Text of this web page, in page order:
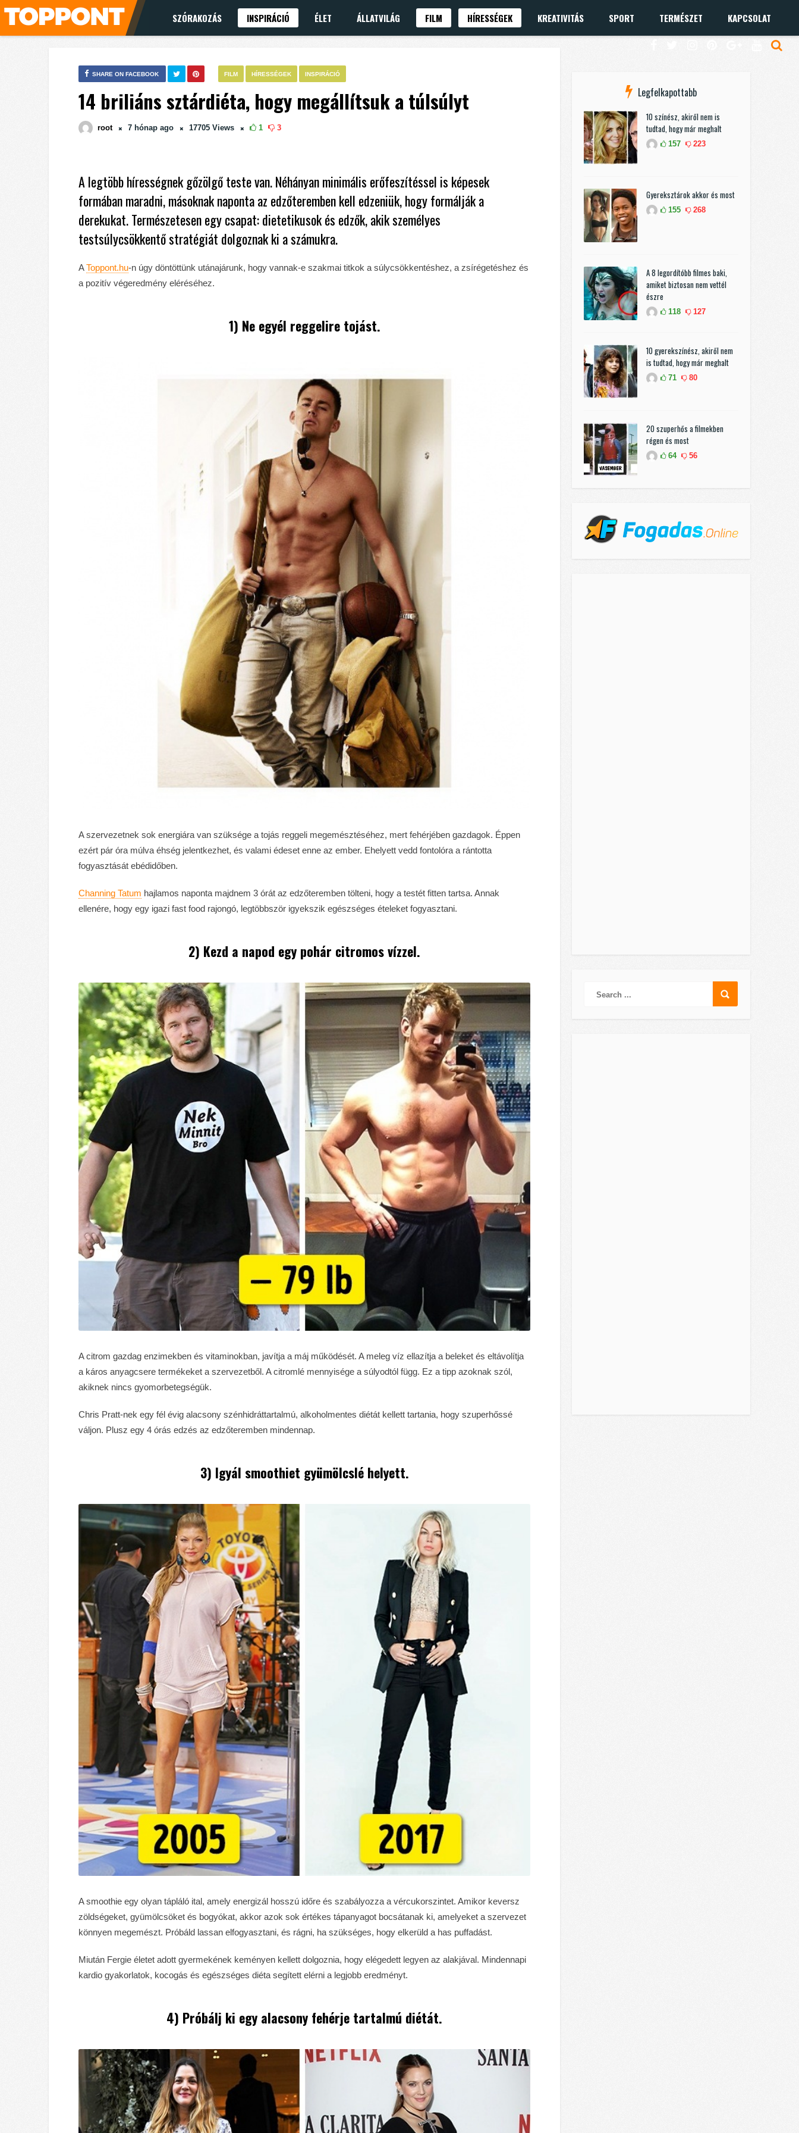
SZÓRAKOZÁS INSPIRÁCIÓ ÉLET ÁLLATVILÁG FILM HÍRESSÉGEK KREATIVITÁS SPORT TERMÉSZET KAPCSOLAT
FILM HÍRESSÉGEK INSPIRÁCIÓ
SHARE ON FACEBOOK
14 briliáns sztárdiéta, hogy megállítsuk a túlsúlyt
root 7 hónap ago 17705 Views 1 3
A legtöbb hírességnek gőzölgő teste van. Néhányan minimális erőfeszítéssel is képesek
formában maradni, másoknak naponta az edzőteremben kell edzeniük, hogy formálják a
derekukat. Természetesen egy csapat: dietetikusok és edzők, akik személyes
testsúlycsökkentő stratégiát dolgoznak ki a számukra.
AToppont.hu-n úgy döntöttünk utánajárunk, hogy vannak-e szakmai titkok a súlycsökkentéshez, a zsírégetéshez és
a pozitív végeredmény eléréséhez.
1) Ne egyél reggelire tojást.
A szervezetnek sok energiára van szüksége a tojás reggeli megemésztéséhez, mert fehérjében gazdagok. Éppen
ezért pár óra múlva éhség jelentkezhet, és valami édeset enne az ember. Ehelyett vedd fontolóra a rántotta
fogyasztását ebédidőben.
Channing Tatum hajlamos naponta majdnem 3 órát az edzőteremben tölteni, hogy a testét fitten tartsa. Annak
ellenére, hogy egy igazi fast food rajongó, legtöbbször igyekszik egészséges ételeket fogyasztani.
2) Kezd a napod egy pohár citromos vízzel.
A citrom gazdag enzimekben és vitaminokban, javítja a máj működését. A meleg víz ellazítja a beleket és eltávolítja
a káros anyagcsere termékeket a szervezetből. A citromlé mennyisége a súlyodtól függ. Ez a tipp azoknak szól,
akiknek nincs gyomorbetegségük.
Chris Pratt-nek egy fél évig alacsony szénhidráttartalmú, alkoholmentes diétát kellett tartania, hogy szuperhőssé
váljon. Plusz egy 4 órás edzés az edzőteremben mindennap.
3) Igyál smoothiet gyümölcslé helyett.
A smoothie egy olyan tápláló ital, amely energizál hosszú időre és szabályozza a vércukorszintet. Amikor keversz
zöldségeket, gyümölcsöket és bogyókat, akkor azok sok értékes tápanyagot bocsátanak ki, amelyeket a szervezet
könnyen megemészt. Próbáld lassan elfogyasztani, és rágni, ha szükséges, hogy elkerüld a has puffadást.
Miután Fergie életet adott gyermekének keményen kellett dolgoznia, hogy elégedett legyen az alakjával. Mindennapi
kardio gyakorlatok, kocogás és egészséges diéta segített elérni a legjobb eredményt.
4) Próbálj ki egy alacsony fehérje tartalmú diétát.
Legfelkapottabb
10 színész, akiről nem is
tudtad, hogy már meghalt
157 223
Gyereksztárok akkor és most
155 268
A 8 legordítóbb filmes baki,
amiket biztosan nem vettél
észre
118 127
10 gyerekszínész, akiről nem
is tudtad, hogy már meghalt
71 80
20 szuperhős a filmekben
régen és most
64 56